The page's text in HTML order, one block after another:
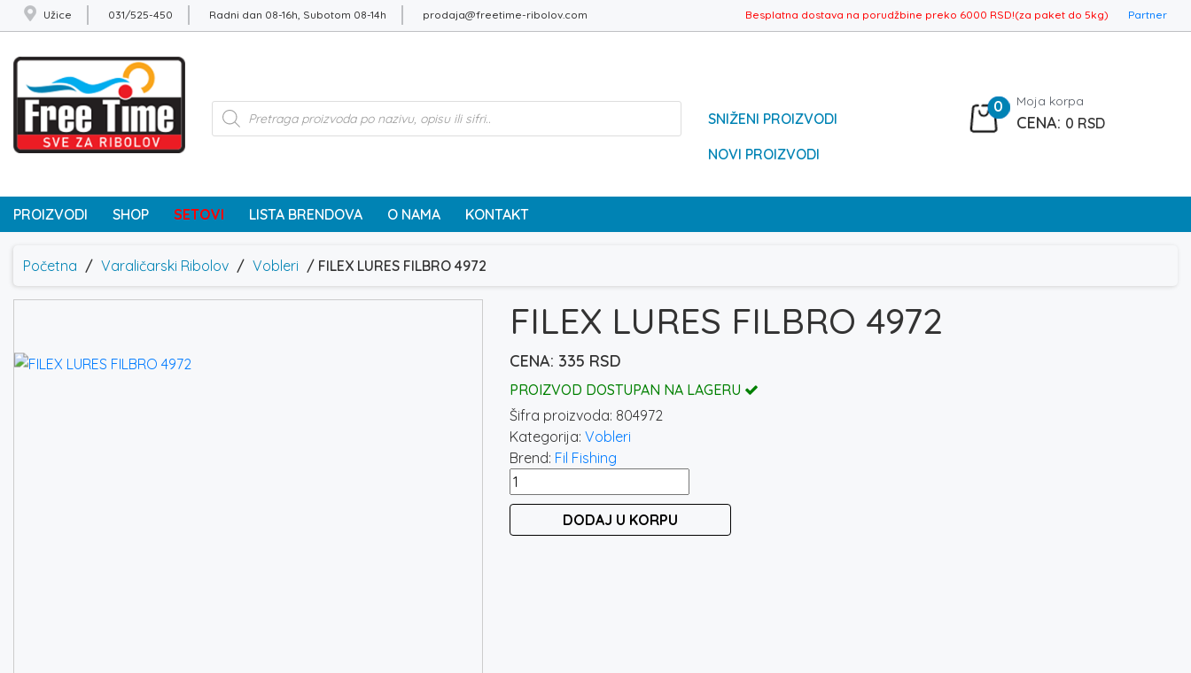
Užice 031/525-450 Radni dan 08-16h, Subotom 08-14h prodaja@freetime-ribolov.com Besplatna dostava na porudžbine preko 6000 RSD!(za paket do 5kg) Partner
Products
search
SNIŽENI PROIZVODI
NOVI PROIZVODI
0 Moja korpa
0 RSD
PROIZVODI SHOP SETOVI LISTA BRENDOVA O NAMA KONTAKT
Početna / Varaličarski Ribolov / Vobleri / FILEX LURES FILBRO 4972
FILEX LURES FILBRO 4972
335 RSD
PROIZVOD DOSTUPAN NA LAGERU
Šifra proizvoda: 804972
Kategorija: Vobleri
Brend: Fil Fishing
FILEX
LURES
4972
DODAJ U KORPU